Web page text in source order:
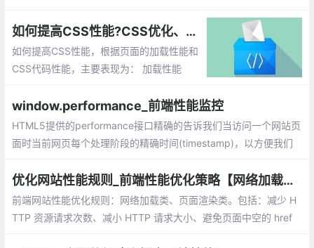
等在css加载完成之后才进行dom的渲染以及执行后面的js语句。
如何提高CSS性能?CSS优化、提高性能提升总汇
如何提高CSS性能，根据页面的加载性能和
CSS代码性能，主要表现为： 加载性能
提高并发方面入手），选择器性能，渲染性
能，可维护性。
window.performance_前端性能监控
HTML5提供的performance接口精确的告诉我们当访问一个网站页
面时当前网页每个处理阶段的精确时间(timestamp)，以方便我们
优化网站性能规则_前端性能优化策略【网络加载、页面渲染】
前端网站性能优化规则：网络加载类、页面渲染类。包括：减少 H
TTP 资源请求次数、减小 HTTP 请求大小、避免页面中空的 href